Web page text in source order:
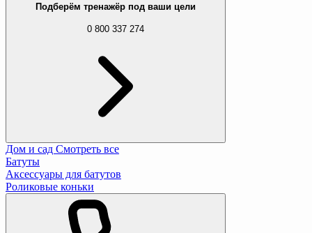
Подберём тренажёр под ваши цели
0 800 337 274
Дом и сад Смотреть все
Батуты
Аксессуары для батутов
Роликовые коньки